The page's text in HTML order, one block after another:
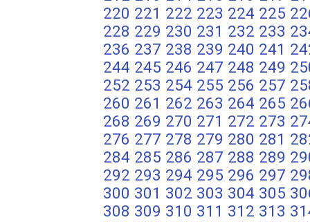
220 221 222 223 224 225
228 229 230 231 232 233
236 237 238 239 240 241
244 245 246 247 248 249
252 253 254 255 256 257
260 261 262 263 264 265
268 269 270 271 272 273
276 277 278 279 280 281
284 285 286 287 288 289
292 293 294 295 296 297
300 301 302 303 304 305
308 309 310 311 312 313